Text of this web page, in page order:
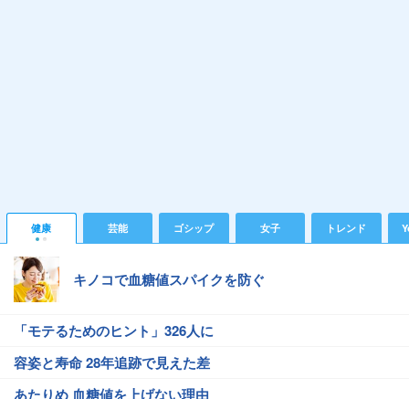
健康 芸能 ゴシップ 女子 トレンド
キノコで血糖値スパイクを防ぐ
「モテるためのヒント」326人に
容姿と寿命 28年追跡で見えた差
あたりめ 血糖値を上げない理由